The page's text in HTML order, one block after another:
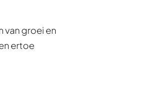
van groei en
ertoe